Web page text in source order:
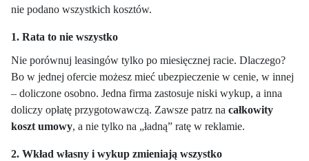
nie podano wszystkich kosztów.
1. Rata to nie wszystko
Nie porównuj leasingów tylko po miesięcznej racie. Dlaczego?
Bo w jednej ofercie możesz mieć ubezpieczenie w cenie, w innej
– doliczone osobno. Jedna firma zastosuje niski wykup, a inna
doliczy opłatę przygotowawczą. Zawsze patrz na całkowity
koszt umowy, a nie tylko na „ładną” ratę w reklamie.
2. Wkład własny i wykup zmieniają wszystko